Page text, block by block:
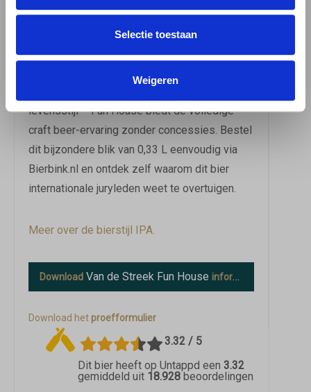
Selectie toestaan
Weigeren
het ook een uitstekende keuze bij Aziatisch
geïnspireerde gerechten of pittige snacks
waarbij de zachte bitterheid mooi in balans
levensstijl – Fun House biedt de volledige
craft beer-ervaring zonder concessies. Bestel
dit bijzondere blik van 0,33 L eenvoudig via
Bierbink.nl en ontdek zelf waarom dit bier
internationale juryleden weet te overtuigen.
Meer over de bierstijl IPA.
Download Van de Streek Fun House informatie
Download het proefformulier
3.32 / 5
Dit bier heeft op Untappd een 3.32
gemiddeld uit 18.928 beoordelingen